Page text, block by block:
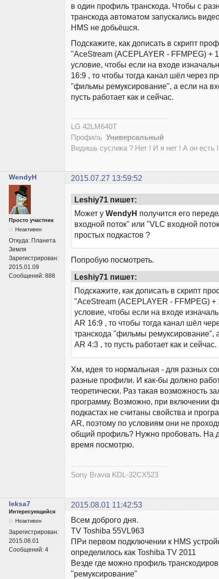
в один профиль транскода. Чтобы с
транскода автоматом запускались
HMS не добьёшся.
Подскажите, как дописать в скрипт
"AceStream (ACEPLAYER - FFMPEG) +
условие, чтобы если на входе
16:9 , то чтобы тогда канал шёл через
"фильмы ремуксирование", а если на
пусть работает как и сейчас.
LG 42LM640T
Профиль Универсальный
Видишь суслика ? Нет ! И я нет ! А он есть
WendyH 2015.07.27 13:59:52
Просто участник
Неактивен
Откуда: Планета
Земля
Зарегистрирован:
2015.01.09
Сообщений: 888
Leshiy71 пишет:
Может у WendyH получится его
входной поток" или "VLC входной
простых подкастов ?
Попробую посмотреть.
Leshiy71 пишет:
Подскажите, как дописать в скрипт
"AceStream (ACEPLAYER - FFMPEG) +
условие, чтобы если на входе
AR 16:9 , то чтобы тогда канал шёл
транскода "фильмы ремуксирование",
AR 4:3 , то пусть работает как и сейчас.
Хм, идея то нормальная - для разных
разные профили. И как-бы должно
теоретически. Раз такая возможность
программу. Возможно, при включении
подкастах не считаны свойства и
AR, поэтому по условиям они не
общий профиль? Нужно пробовать. На
время посмотрю.
Sony Bravia KDL-32CX523
leksa7 2015.08.01 11:42:53
Интересующийся
Неактивен
Зарегистрирован:
2015.08.01
Сообщений: 4
Всем доброго дня.
TV Toshiba 55VL963
ПРи первом подключении к HMS
определилось как Toshiba TV 2011
Везде где можно профиль
"ремуксирование"